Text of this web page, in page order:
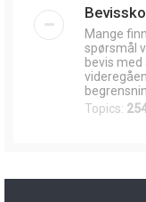
Mange
spørsmål
bevis
Topics: